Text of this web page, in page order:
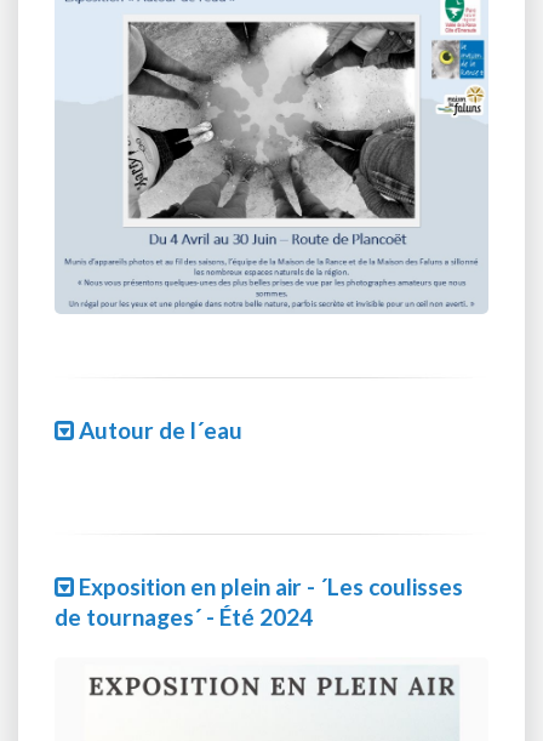
Autour de l´eau
Exposition en plein air - ´Les coulisses
de tournages´ - Été 2024